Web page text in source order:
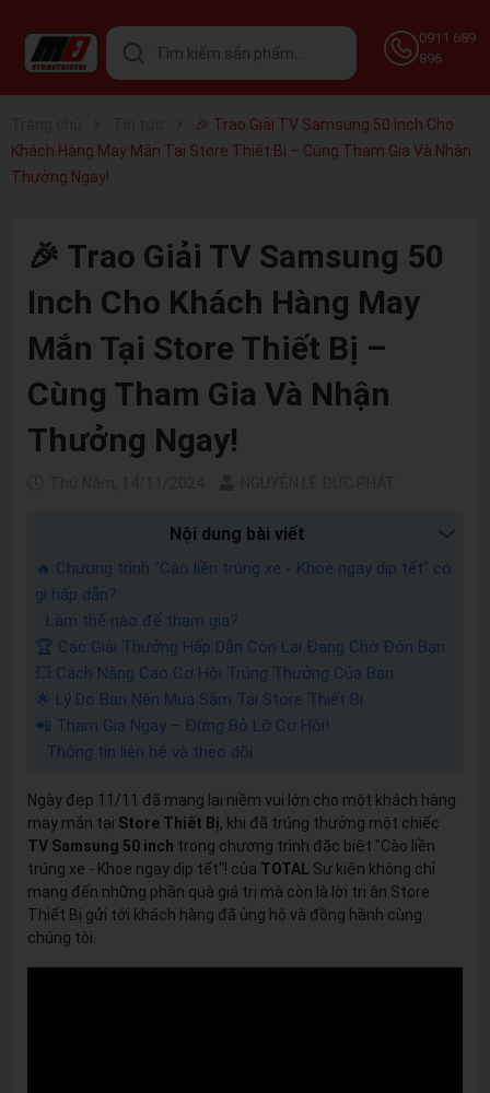
0911 689
896
🎉 Trao Giải TV Samsung 50 Inch Cho
Khách Hàng May Mắn Tại Store Thiết Bị – Cùng Tham Gia Và Nhận
Thưởng Ngay!
🎉 Trao Giải TV Samsung 50
Inch Cho Khách Hàng May
Mắn Tại Store Thiết Bị –
Cùng Tham Gia Và Nhận
Thưởng Ngay!
Nội dung bài viết
🔥 Chương trình "Cào liền trúng xe - Khoe ngay dịp tết" có
gì hấp dẫn?
Làm thế nào để tham gia?
🏆 Các Giải Thưởng Hấp Dẫn Còn Lại Đang Chờ Đón Bạn
💥 Cách Nâng Cao Cơ Hội Trúng Thưởng Của Bạn
🌟 Lý Do Bạn Nên Mua Sắm Tại Store Thiết Bị
📲 Tham Gia Ngay – Đừng Bỏ Lỡ Cơ Hội!
Thông tin liên hệ và theo dõi:
Ngày đẹp 11/11 đã mang lại niềm vui lớn cho một khách hàng
may mắn tại Store Thiết Bị, khi đã trúng thưởng một chiếc
TV Samsung 50 inch trong chương trình đặc biệt "Cào liền
trúng xe - Khoe ngay dịp tết"! của TOTAL Sự kiện không chỉ
mang đến những phần quà giá trị mà còn là lời tri ân Store
Thiết Bị gửi tới khách hàng đã ủng hộ và đồng hành cùng
chúng tôi.